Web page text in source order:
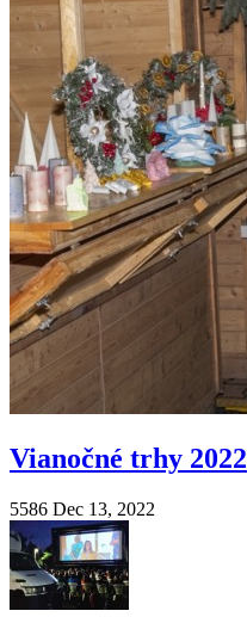
Vianočné trhy 2022
5586 Dec 13, 2022